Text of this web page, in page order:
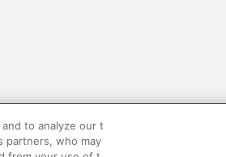
to analyze our t
partners, who may